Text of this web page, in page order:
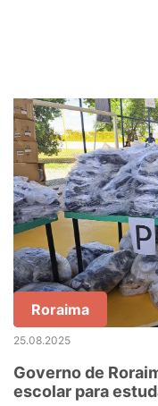
Roraima
25.08.2025
Governo de
escolar para